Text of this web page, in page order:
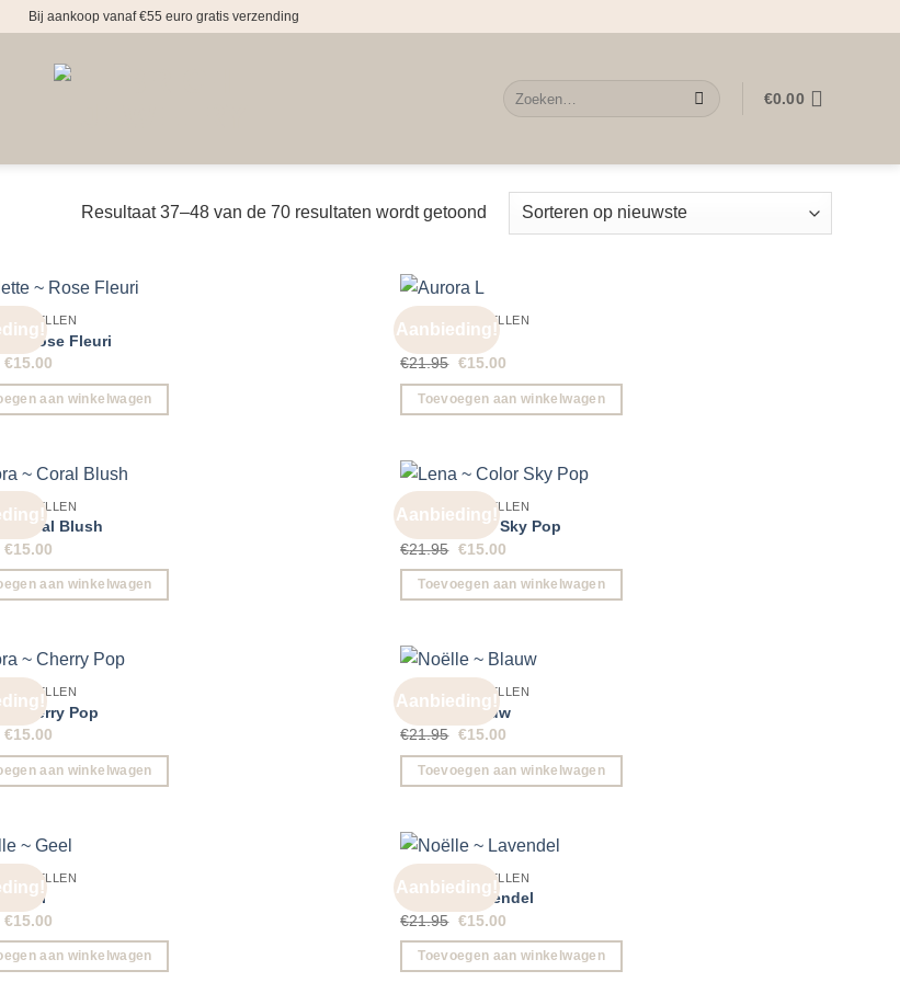
Bij aankoop vanaf €55 euro gratis verzending
€0.00
Resultaat 37–48 van de 70 resultaten wordt getoondGesorteerd
~ Rose Fleuri
Oorspronkelijke
was:
€18.95.
€15.00
is:
€15.00.
aan winkelwagen
Aanbieding!
GROTE OORBELLEN
Aurora L
€21.95 Oorspronkelijke
was:
€21.95.
€15.00Huidige
is:
€15.00.
Toevoegen aan winkelwagen
~ Coral Blush
Oorspronkelijke
was:
€21.95.
€15.00
is:
€15.00.
aan winkelwagen
Aanbieding!
GROTE OORBELLEN
Lena ~ Color Sky Pop
€21.95 Oorspronkelijke
was:
€21.95.
€15.00Huidige
is:
€15.00.
Toevoegen aan winkelwagen
~ Cherry Pop
Oorspronkelijke
was:
€21.95.
€15.00
is:
€15.00.
aan winkelwagen
Aanbieding!
GROTE OORBELLEN
Noëlle ~ Blauw
€21.95 Oorspronkelijke
was:
€21.95.
€15.00Huidige
is:
€15.00.
Toevoegen aan winkelwagen
Geel
Oorspronkelijke
was:
€21.95.
€15.00
is:
€15.00.
aan winkelwagen
Aanbieding!
GROTE OORBELLEN
Noëlle ~ Lavendel
€21.95 Oorspronkelijke
was:
€21.95.
€15.00Huidige
is:
€15.00.
Toevoegen aan winkelwagen